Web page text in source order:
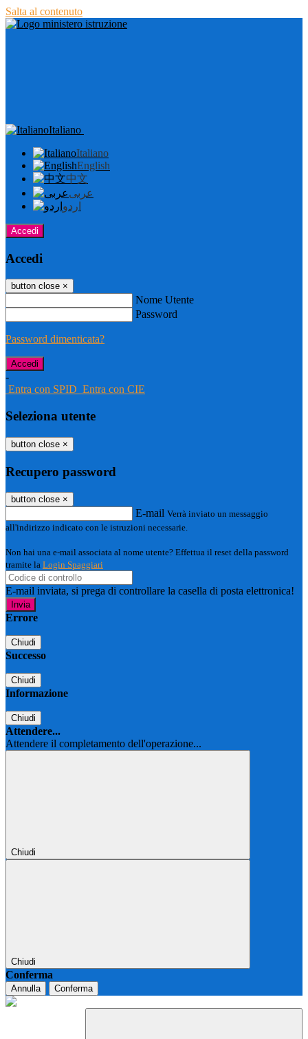
Salta al contenuto
Italiano
Italiano
English
中文
عربى
اردو
Accedi
Accedi
button close ×
Nome Utente
Password
Password dimenticata?
-
Entra con SPID Entra con CIE
Seleziona utente
button close ×
Recupero password
button close ×
E-mail Verrà inviato un messaggio
all'indirizzo indicato con le istruzioni necessarie.
Non hai una e-mail associata al nome utente? Effettua il reset della password
tramite la Login Spaggiari
E-mail inviata, si prega di controllare la casella di posta elettronica!
Errore
Chiudi
Successo
Chiudi
Informazione
Chiudi
Attendere...
Attendere il completamento dell'operazione...
Chiudi
Chiudi
Conferma
Annulla Conferma